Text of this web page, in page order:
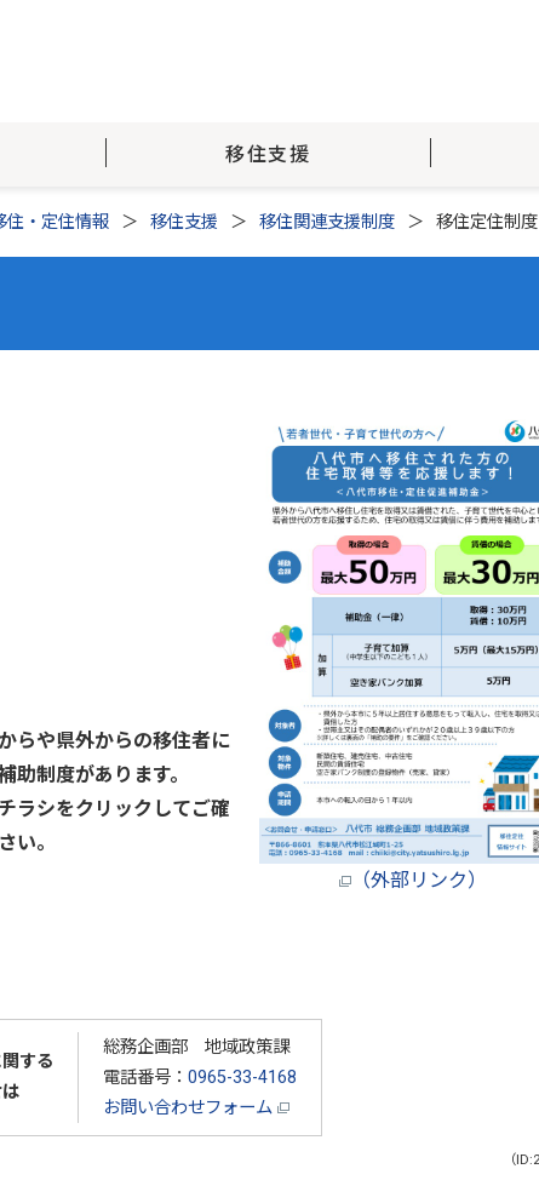
移住支援
住・定住情報 移住支援 移住関連支援制度 移住定住制度
らや県外からの移住者に
助制度があります。
ラシをクリックしてご確
い。
（外部リンク）
する
総務企画部 地域政策課
電話番号： 0965-33-4168
お問い合わせフォーム
（